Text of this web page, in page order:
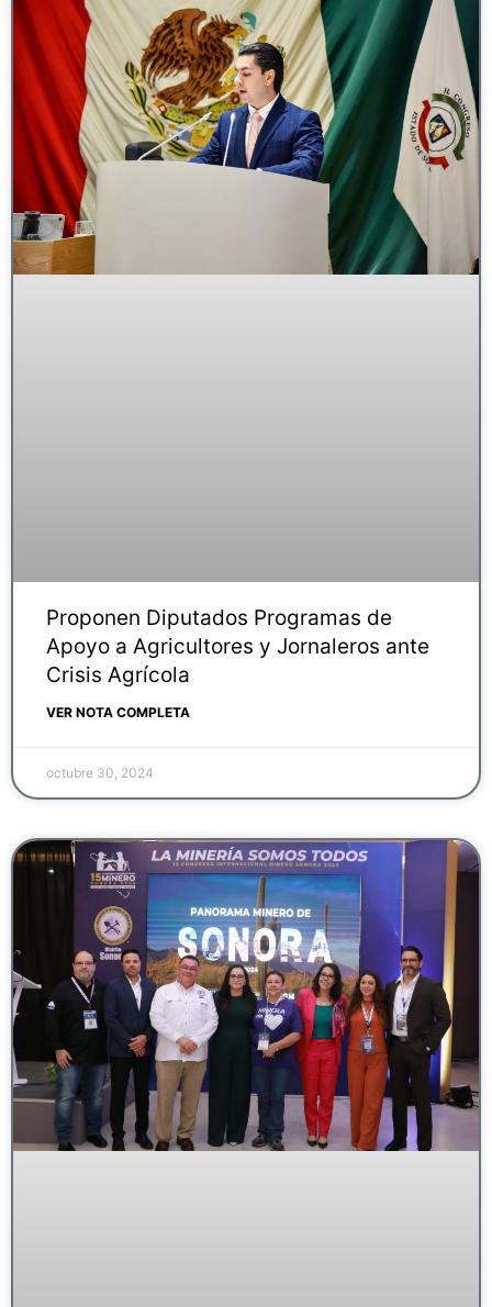
Proponen Diputados Programas de
Apoyo a Agricultores y Jornaleros ante
Crisis Agrícola
VER NOTA COMPLETA
octubre 30, 2024